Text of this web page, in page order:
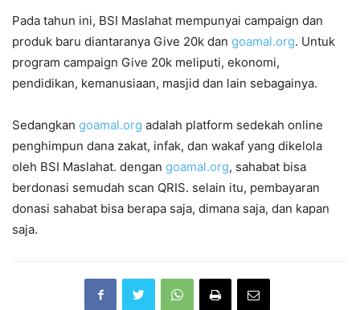
Pada tahun ini, BSI Maslahat mempunyai campaign dan
produk baru diantaranya Give 20k dan goamal.org. Untuk
program campaign Give 20k meliputi, ekonomi,
pendidikan, kemanusiaan, masjid dan lain sebagainya.
Sedangkan goamal.org adalah platform sedekah online
penghimpun dana zakat, infak, dan wakaf yang dikelola
oleh BSI Maslahat. dengan goamal.org, sahabat bisa
berdonasi semudah scan QRIS. selain itu, pembayaran
donasi sahabat bisa berapa saja, dimana saja, dan kapan
saja.